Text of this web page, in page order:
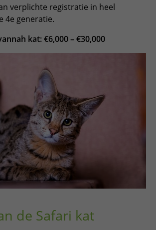
verplichte registratie in heel
4e generatie.
kat: €6,000 – €30,000
de Safari kat